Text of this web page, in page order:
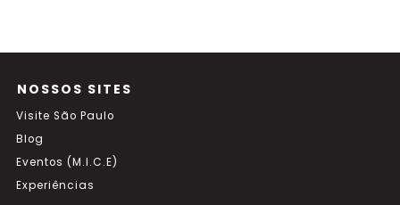
NOSSOS SITES
Visite São Paulo
Blog
Eventos (M.I.C.E)
Experiências